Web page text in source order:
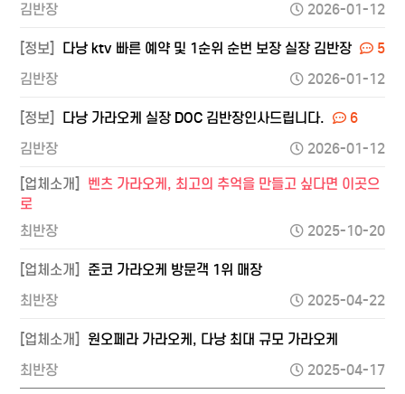
김반장
2026-01-12
[정보] 다낭 ktv 빠른 예약 및 1순위 순번 보장 실장 김반장
5
김반장
2026-01-12
[정보] 다낭 가라오케 실장 DOC 김반장인사드립니다.
6
김반장
2026-01-12
[업체소개]
벤츠 가라오케, 최고의 추억을 만들고 싶다면 이곳으
로
최반장
2025-10-20
[업체소개]
준코 가라오케 방문객 1위 매장
최반장
2025-04-22
[업체소개]
원오페라 가라오케, 다낭 최대 규모 가라오케
최반장
2025-04-17